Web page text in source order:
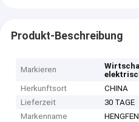
Produkt-Beschreibung
Markieren
Herkunftsort
CHINA
Lieferzeit
30 TAGE
Markenname